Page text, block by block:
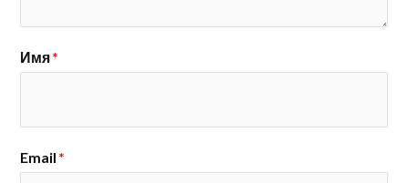
Имя*
Email *